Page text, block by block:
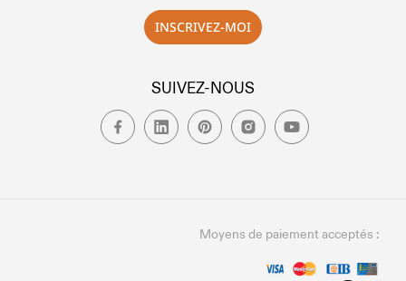
INSCRIVEZ-MOI
SUIVEZ-NOUS
Moyens de paiement acceptés :